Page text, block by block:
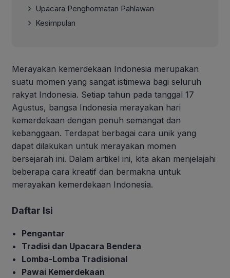
Upacara Penghormatan Pahlawan
Kesimpulan
Merayakan kemerdekaan Indonesia merupakan
suatu momen yang sangat istimewa bagi seluruh
rakyat Indonesia. Setiap tahun pada tanggal 17
Agustus, bangsa Indonesia merayakan hari
kemerdekaan dengan penuh semangat dan
kebanggaan. Terdapat berbagai cara unik yang
dapat dilakukan untuk merayakan momen
bersejarah ini. Dalam artikel ini, kita akan menjelajahi
beberapa cara kreatif dan bermakna untuk
merayakan kemerdekaan Indonesia.
Daftar Isi
Pengantar
Tradisi dan Upacara Bendera
Lomba-Lomba Tradisional
Pawai Kemerdekaan